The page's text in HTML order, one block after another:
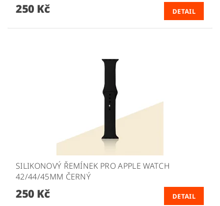
250 Kč DETAIL
SILIKONOVÝ ŘEMÍNEK PRO APPLE WATCH
42/44/45MM ČERNÝ
250 Kč DETAIL